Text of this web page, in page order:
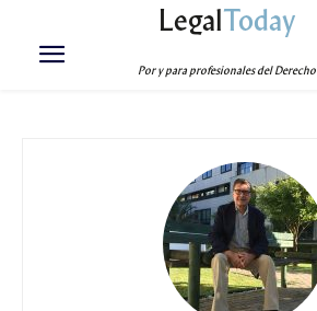
LegalToday
Por y para profesionales del Derecho